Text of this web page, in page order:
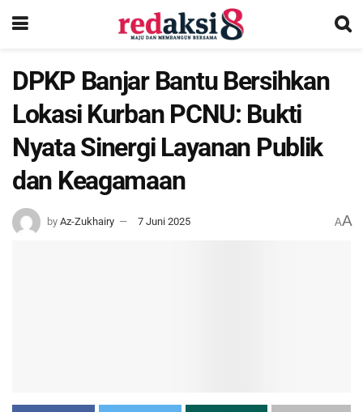
DPKP Banjar Bantu Bersihkan
Lokasi Kurban PCNU: Bukti
Nyata Sinergi Layanan Publik
dan Keagamaan
by Az-Zukhairy 7 Juni 2025 AA